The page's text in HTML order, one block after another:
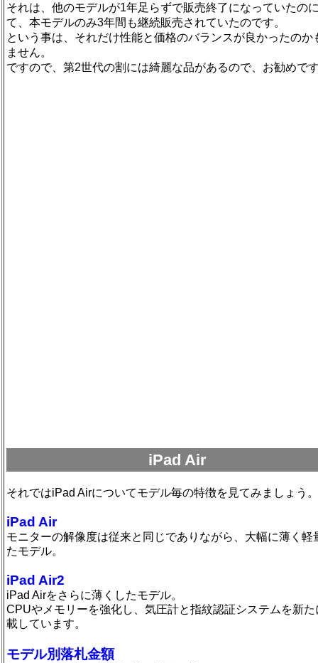
それは、他のモデルが1年足らずで販売終了になっていたの
て、本モデルのみ3年間も継続販売されていたのです。
という事は、それだけ性能と価格のバランスが良かったのか
ません。
ですので、第2世代の割には綺麗な品があるので、お勧めで
iPad Air
それではiPad Airについてモデル毎の特徴を見てみましょう。
iPad Air
モニターの解像度は従来と同じでありながら、大幅に薄く軽
たモデル。
iPad Air2
iPad Airをさらに薄くしたモデル。
CPUやメモリーを強化し、気圧計と指紋認証システムを新た
載しています。
モデル別落札金額